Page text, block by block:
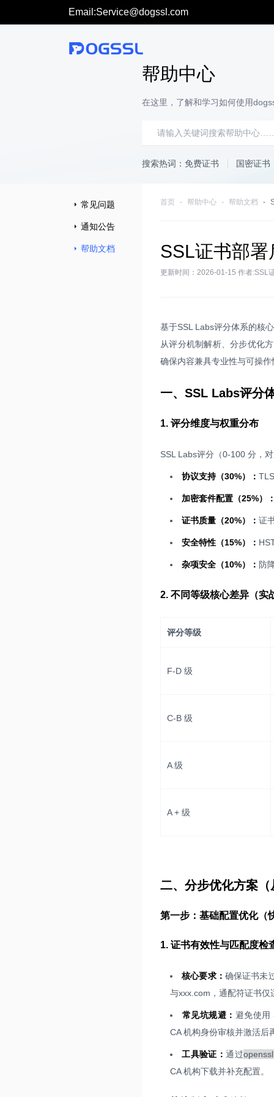
Email:Service@dogssl.com
帮助中心
在这里，了解和学习如何使用
搜索热词： 免费证书 国密证书
常见问题
通知公告
帮助文档
首页 帮助中心 帮助文档
SSL证书部
更新时间：2026-01-15 作者:SSL
基于SSL Labs评分体系的核
从评分机制解析、分步优化
确保内容兼具专业性与可操作
一、SSL Labs评分
1. 评分维度与权重分布
SSL Labs评分（0-100 分，
协议支持（30%）：
加密套件配置（25%）
证书质量（20%）： 证
安全特性（15%）：
杂项安全（10%）： 防
2. 不同等级核心差异（实
评分等级
F-D 级
C-B 级
A 级
A + 级
二、分步优化方案
第一步：基础配置优化（
1. 证书有效性与匹配度检
核心要求： 确保证书未
与xxx.com，通配符证书
常见坑规避： 避免使用
CA 机构身份审核并激活后
工具验证：通过
CA 机构下载并补充配置。